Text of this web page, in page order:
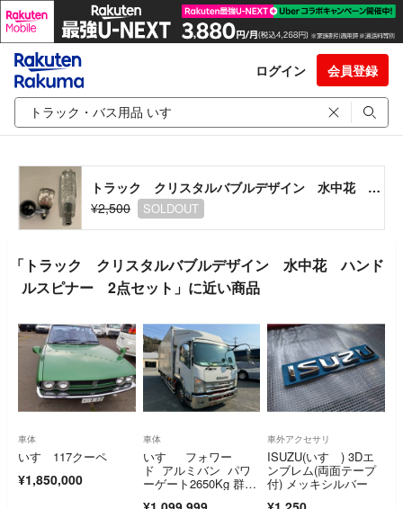
ログイン 会員登録
トラック クリスタルバブルデザイン 水中花 ハンドルスピナー 2点セット
¥2,500
SOLDOUT
「トラック クリスタルバブルデザイン 水中花 ハンド
ルスピナー 2点セット」に近い商品
車体
いすゞ117クーペ
¥1,850,000
車体
いすゞ フォワー
ド アルミバン パワ
ーゲート2650Kg 群馬
車外アクセサリ
ISUZU(いすゞ) 3Dエ
ンブレム(両面テープ
付) メッキシルバー